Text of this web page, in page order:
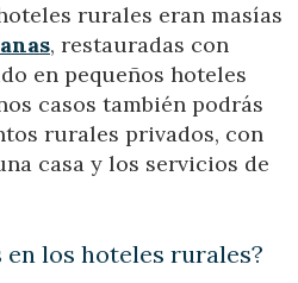
rurales eran masías
, restauradas con
en pequeños hoteles
casos también podrás
rurales privados, con
casa y los servicios de
los hoteles rurales?